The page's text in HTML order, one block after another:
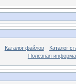
Каталог файлов
Каталог
Полезная